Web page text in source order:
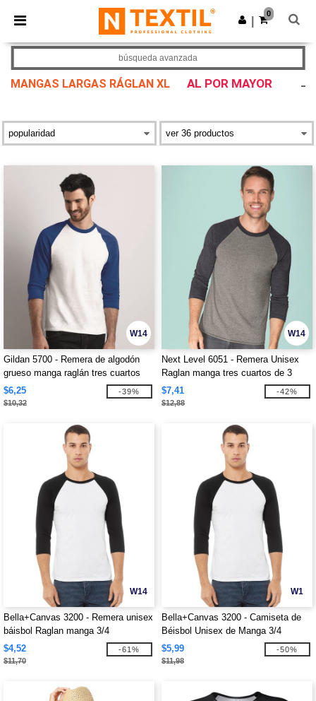
× App de Ntextil
¡Mejores precios en app!
Descargar app
0
MANGAS LARGAS RÁGLAN XL AL POR MAYOR
búsqueda avanzada
W14
Gildan 5700 - Remera de algodón
grueso manga raglán tres cuartos
$6,25
$10,32
-39%
W14
Next Level 6051 - Remera Unisex
Raglan manga tres cuartos de 3
telas
$7,41
$12,88
-42%
W14
Bella+Canvas 3200 - Remera unisex
báisbol Raglan manga 3/4
$4,52
$11,70
-61%
W1
Bella+Canvas 3200 - Camiseta de
Béisbol Unisex de Manga 3/4
$5,99
$11,98
-50%